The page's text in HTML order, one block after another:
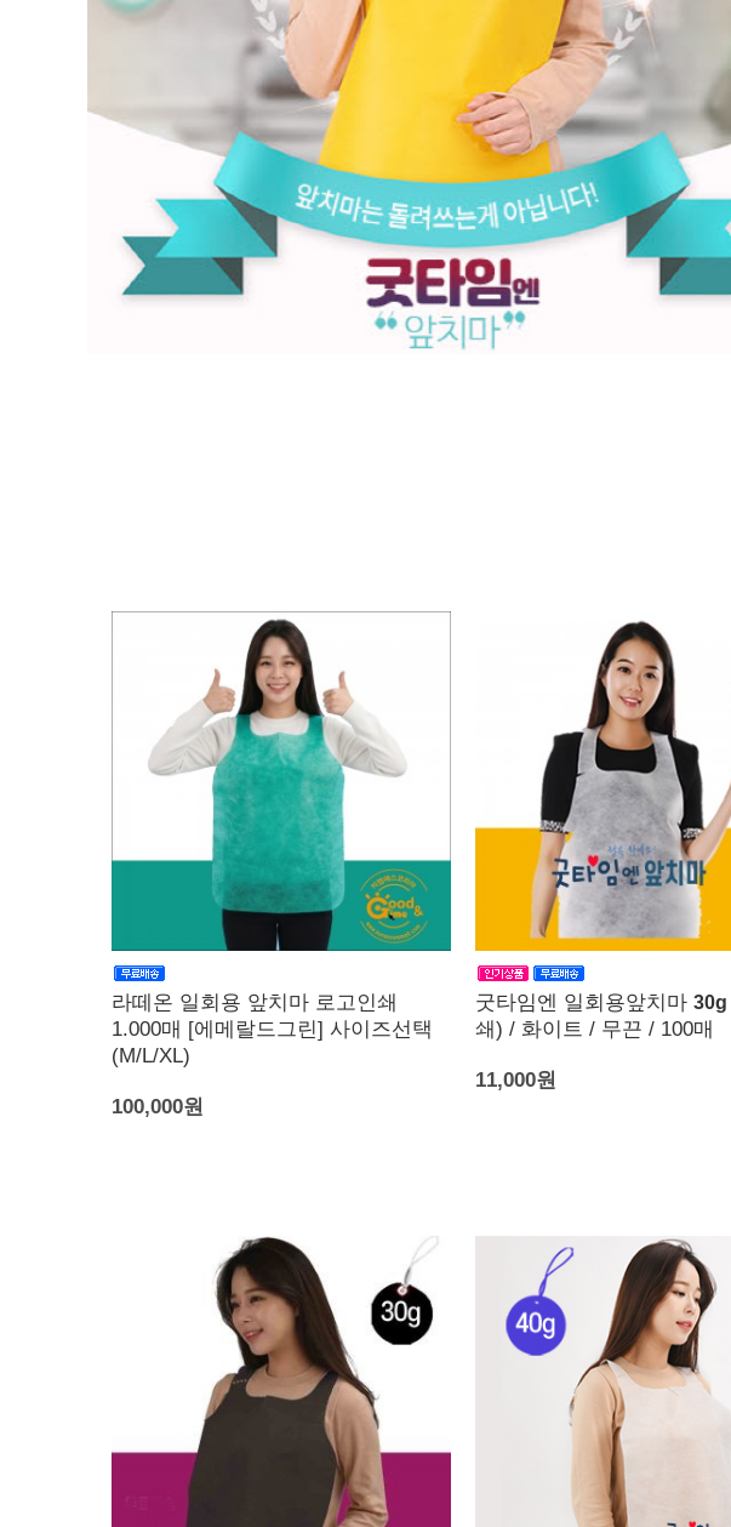
라떼온 일회용 앞치마 로고인쇄
1.000매 [에메랄드그린] 사이즈선택
(M/L/XL)
100,000원
굿타임엔 일회용앞치마 30g
쇄) / 화이트 / 무끈 / 100매
11,000원